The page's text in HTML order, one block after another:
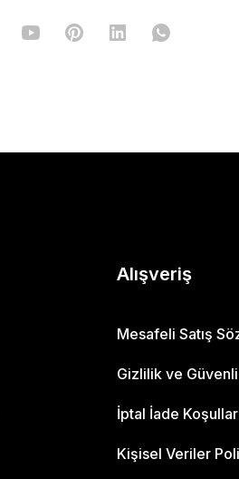
Alışveriş
Mesafeli Satış
Gizlilik ve
İptal İade
Kişisel Veriler